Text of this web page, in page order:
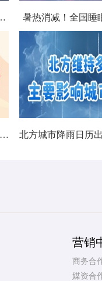
白海豚”将影响十余省份 暑热消减！全国睡
数据看今年7月哪里热到破纪录 哪里暑热连轴转
营销
商务合
媒资合